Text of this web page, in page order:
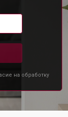
на обработку